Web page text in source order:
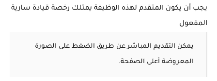
يجب أن يكون المتقدم لهذه الوظيفة يمتلك رخصة قيادة سارية
المفعول
يمكن التقديم المباشر عن طريق الضغط على الصورة
المعروضة أعلى الصفحة.